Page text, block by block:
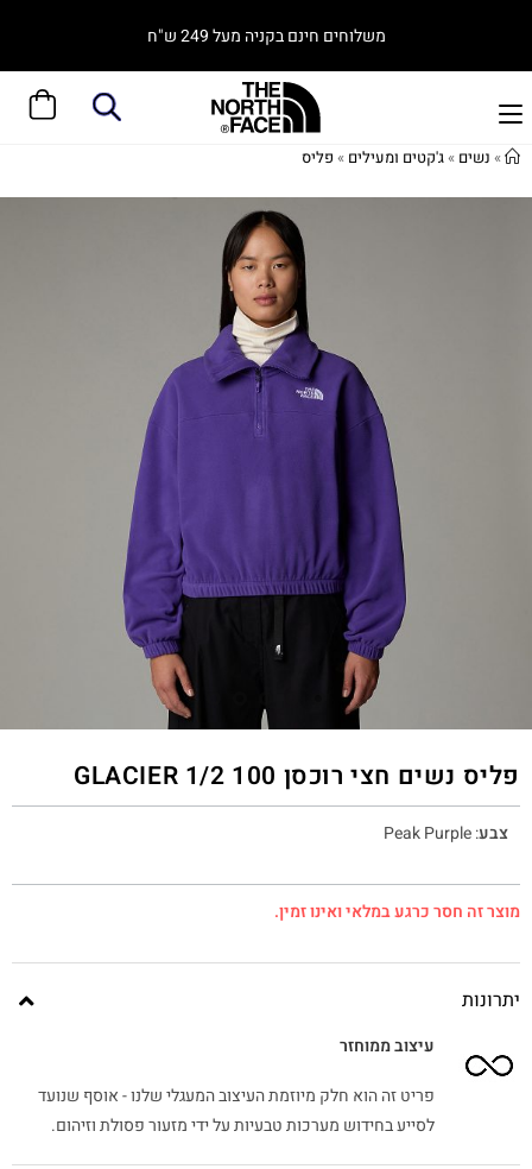
משלוחים חינם בקניה מעל 249 ש"ח
» נשים »ג'קטים ומעילים » פליס
פליס נשים חצי רוכסן 100 GLACIER 1/2
צבע:
Peak Purple
מוצר זה חסר כרגע במלאי ואינו זמין.
יתרונות
עיצוב ממוחזר
פריט זה הוא חלק מיוזמת העיצוב המעגלי שלנו - אוסף שנועד
לסייע בחידוש מערכות טבעיות על ידי מזעור פסולת וזיהום.